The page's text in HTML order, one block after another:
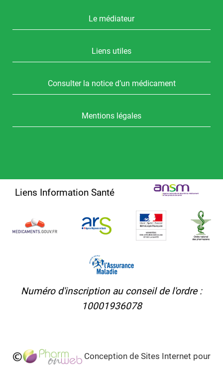
Le médiateur
Liens utiles
Consulter la notice d’un médicament
Mentions légales
Liens Information Santé
Numéro d'inscription au conseil de l'ordre :
10001936078
Conception de Sites Internet pour